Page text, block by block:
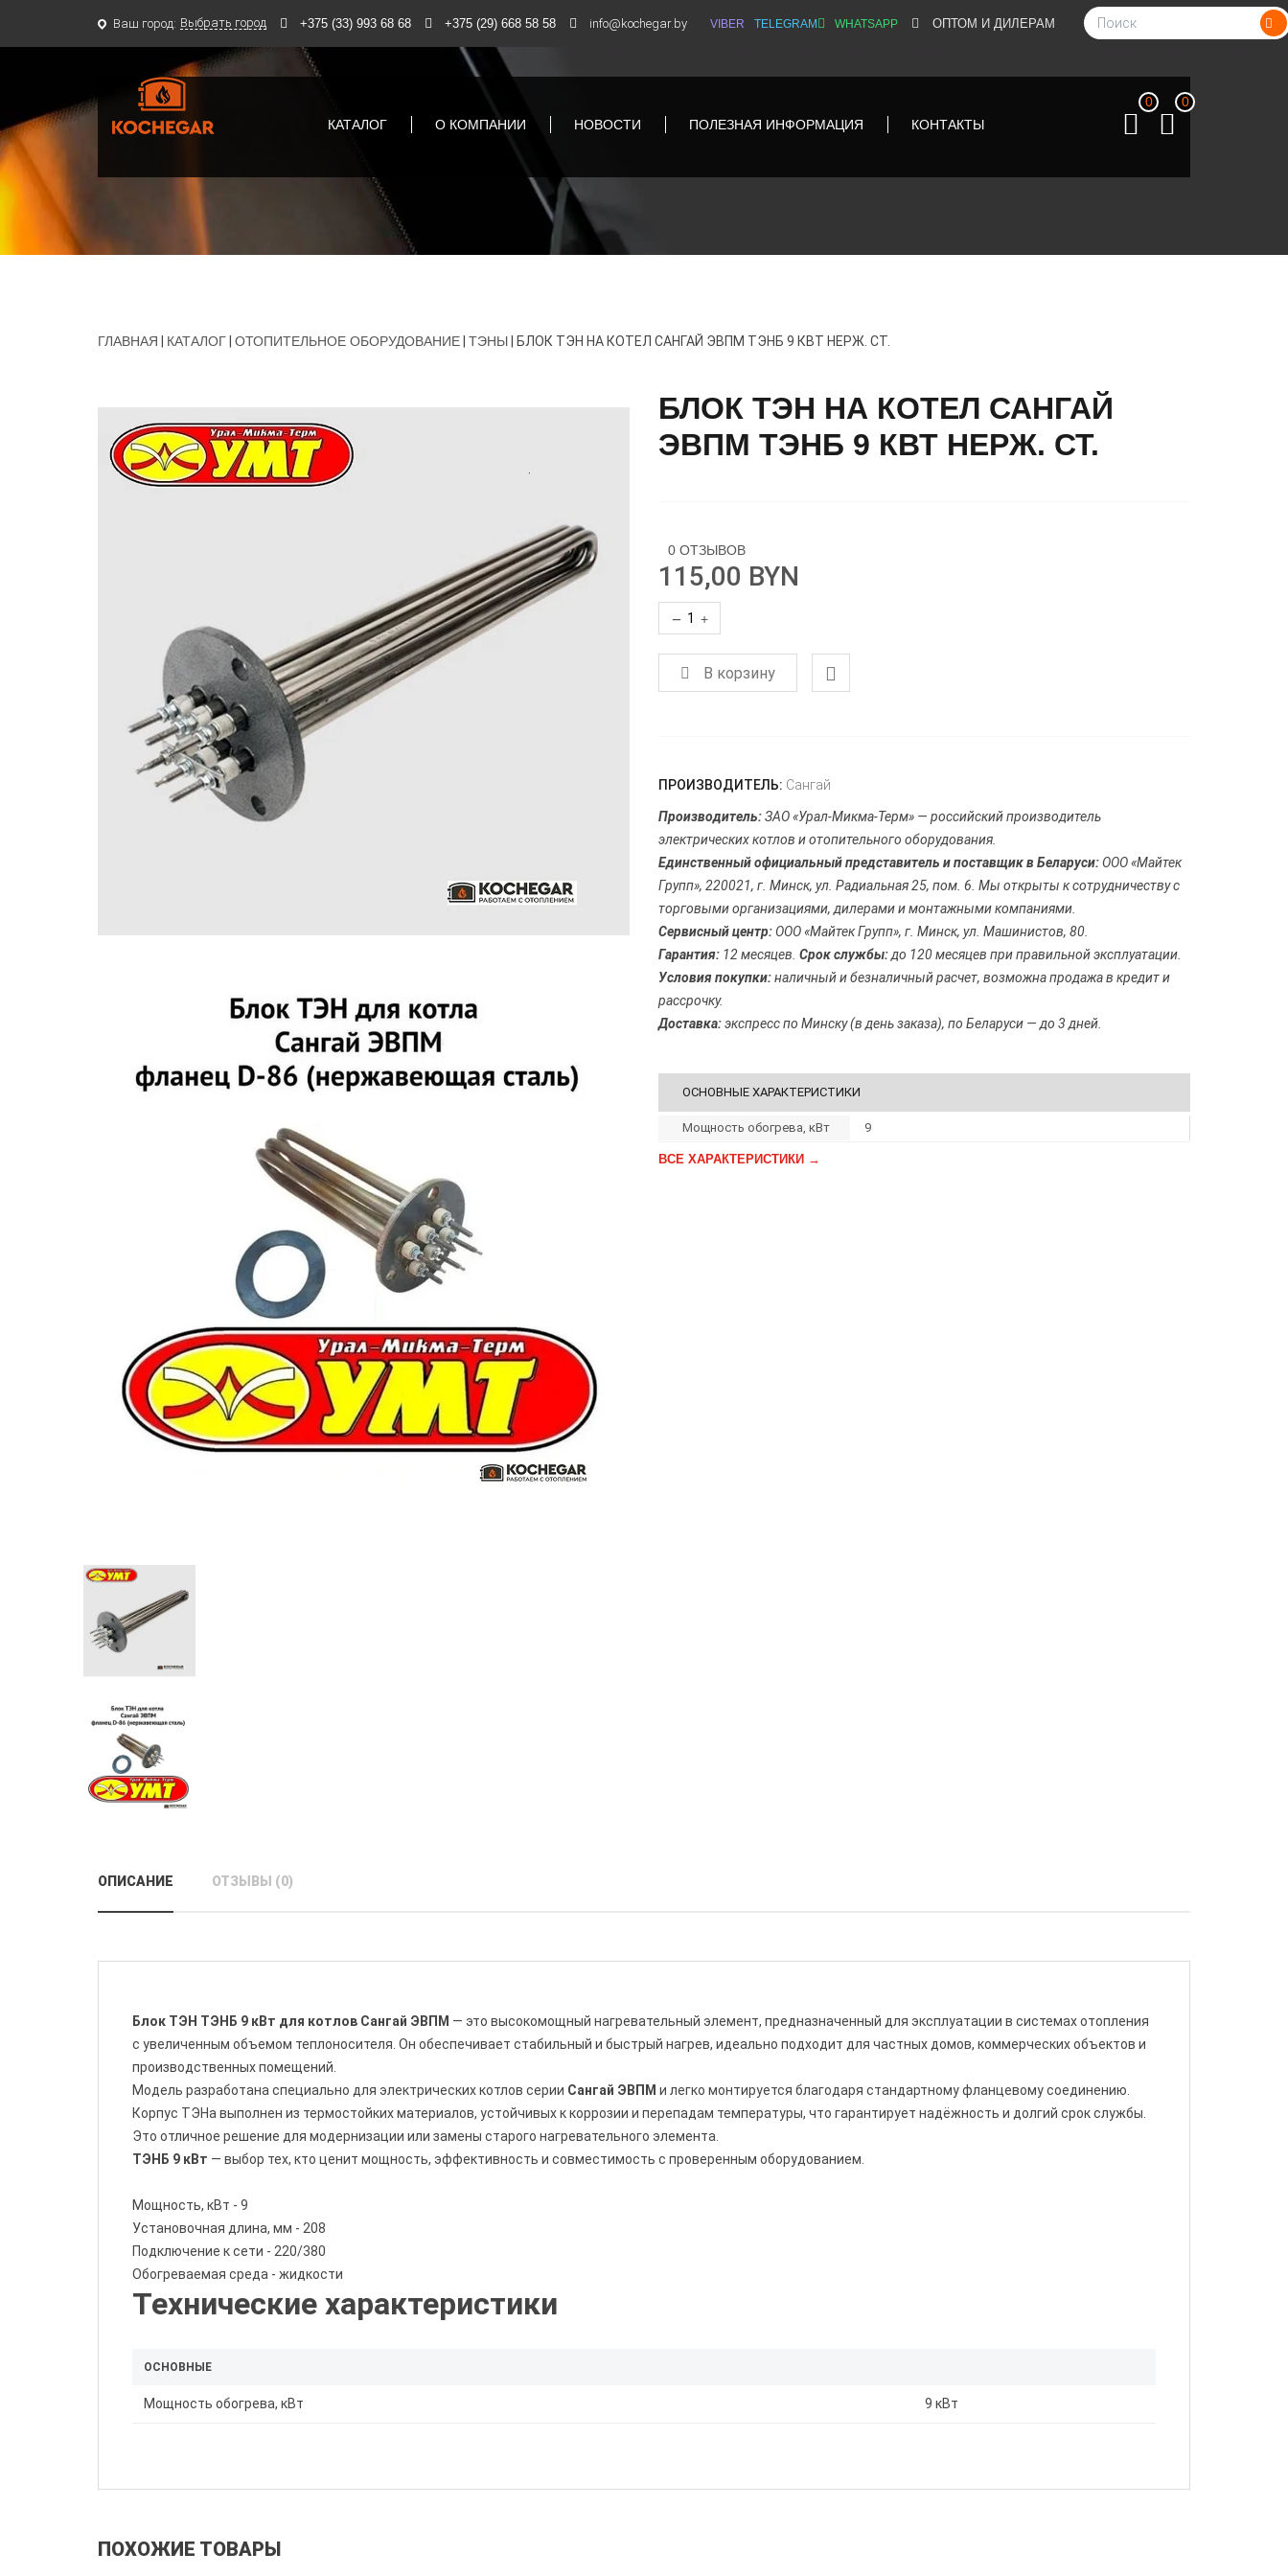
Ваш город: Выбрать город +375 (33) 993 68 68 +375 (29) 668 58 58 info@kochegar.by VIBER TELEGRAM WHATSAPP ОПТОМ И ДИЛЕРАМ
КАТАЛОГ О КОМПАНИИ НОВОСТИ ПОЛЕЗНАЯ ИНФОРМАЦИЯ КОНТАКТЫ
0 0
ГЛАВНАЯ КАТАЛОГ ОТОПИТЕЛЬНОЕ ОБОРУДОВАНИЕ ТЭНЫ БЛОК ТЭН НА КОТЕЛ САНГАЙ ЭВПМ ТЭНБ 9 КВТ НЕРЖ. СТ.
БЛОК ТЭН НА КОТЕЛ САНГАЙ
ЭВПМ ТЭНБ 9 КВТ НЕРЖ. СТ.
0 ОТЗЫВОВ
115,00 BYN
− +
В корзину
ПРОИЗВОДИТЕЛЬ: Сангай
Производитель:ЗАО «Урал-Микма-Терм» — российский производитель
электрических котлов и отопительного оборудования.
Единственный официальный представитель и поставщик в Беларуси:ООО «Майтек
Групп», 220021, г. Минск, ул. Радиальная 25, пом. 6. Мы открыты к сотрудничеству с
торговыми организациями, дилерами и монтажными компаниями.
Сервисный центр:ООО «Майтек Групп», г. Минск, ул. Машинистов, 80.
Гарантия: 12 месяцев. Срок службы:до 120 месяцев при правильной эксплуатации.
Условия покупки:наличный и безналичный расчет, возможна продажа в кредит и
рассрочку.
Доставка:экспресс по Минску (в день заказа), по Беларуси — до 3 дней.
ОСНОВНЫЕ ХАРАКТЕРИСТИКИ
Мощность обогрева, кВт 9
ВСЕ ХАРАКТЕРИСТИКИ →
ОПИСАНИЕ ОТЗЫВЫ (0)
Блок ТЭН ТЭНБ 9 кВт для котлов Сангай ЭВПМ — это высокомощный нагревательный элемент, предназначенный для эксплуатации в системах отопления
с увеличенным объемом теплоносителя. Он обеспечивает стабильный и быстрый нагрев, идеально подходит для частных домов, коммерческих объектов и
производственных помещений.
Модель разработана специально для электрических котлов серии Сангай ЭВПМ и легко монтируется благодаря стандартному фланцевому соединению.
Корпус ТЭНа выполнен из термостойких материалов, устойчивых к коррозии и перепадам температуры, что гарантирует надёжность и долгий срок службы.
Это отличное решение для модернизации или замены старого нагревательного элемента.
ТЭНБ 9 кВт — выбор тех, кто ценит мощность, эффективность и совместимость с проверенным оборудованием.
Мощность, кВт - 9
Установочная длина, мм - 208
Подключение к сети - 220/380
Обогреваемая среда - жидкости
Технические характеристики
ОСНОВНЫЕ
Мощность обогрева, кВт 9 кВт
Оцените от 1 до 5
ПОХОЖИЕ ТОВАРЫ